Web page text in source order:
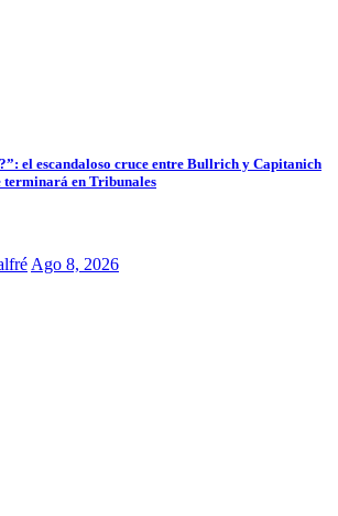
el escandaloso cruce entre Bullrich y Capitanich
terminará en Tribunales
Ago 8, 2026